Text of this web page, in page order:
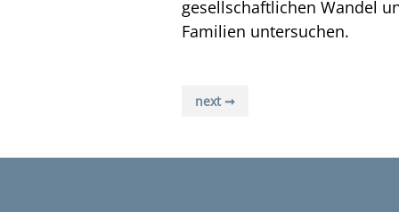
gesellschaftlichen Wandel
Familien untersuchen.
next ➞